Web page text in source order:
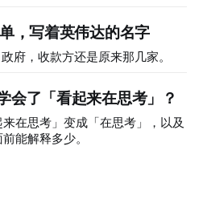
，写着英伟达的名字
府，收款方还是原来那几家。
会了「看起来在思考」？
在思考」变成「在思考」，以及
能解释多少。